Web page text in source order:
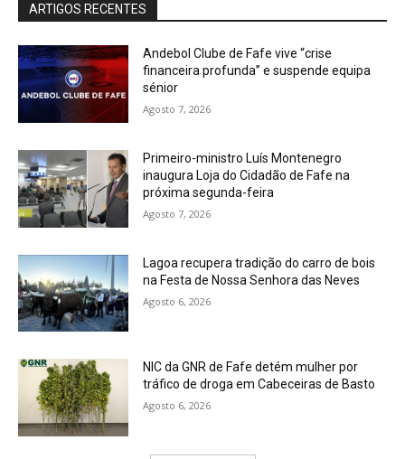
ARTIGOS RECENTES
Andebol Clube de Fafe vive “crise
financeira profunda” e suspende equipa
sénior
Agosto 7, 2026
Primeiro-ministro Luís Montenegro
inaugura Loja do Cidadão de Fafe na
próxima segunda-feira
Agosto 7, 2026
Lagoa recupera tradição do carro de bois
na Festa de Nossa Senhora das Neves
Agosto 6, 2026
NIC da GNR de Fafe detém mulher por
tráfico de droga em Cabeceiras de Basto
Agosto 6, 2026